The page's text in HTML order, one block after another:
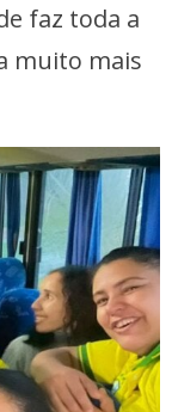
faz toda a
muito mais